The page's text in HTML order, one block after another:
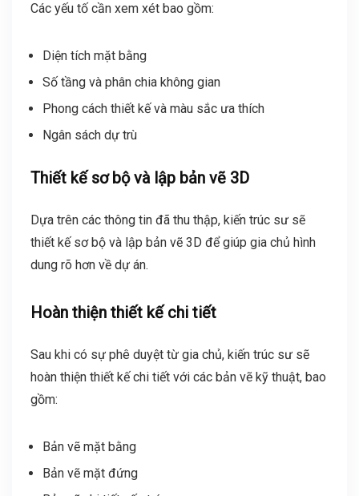
Các yếu tố cần xem xét bao gồm:
Diện tích mặt bằng
Số tầng và phân chia không gian
Phong cách thiết kế và màu sắc ưa thích
Ngân sách dự trù
Thiết kế sơ bộ và lập bản vẽ 3D
Dựa trên các thông tin đã thu thập, kiến trúc sư sẽ
thiết kế sơ bộ và lập bản vẽ 3D để giúp gia chủ hình
dung rõ hơn về dự án.
Hoàn thiện thiết kế chi tiết
Sau khi có sự phê duyệt từ gia chủ, kiến trúc sư sẽ
hoàn thiện thiết kế chi tiết với các bản vẽ kỹ thuật, bao
gồm:
Bản vẽ mặt bằng
Bản vẽ mặt đứng